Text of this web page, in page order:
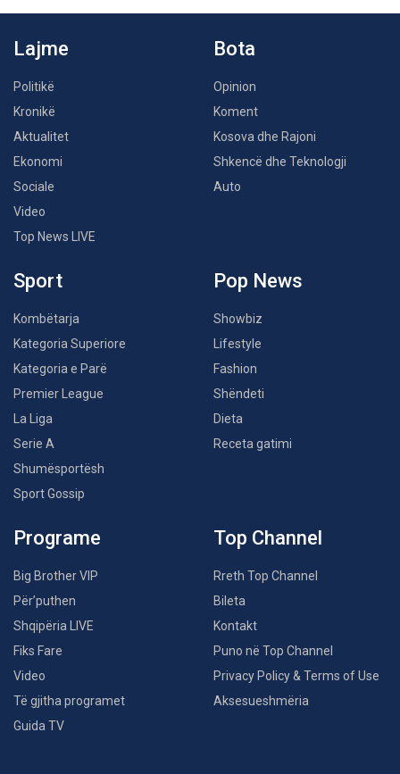
Lajme
Politikë
Kronikë
Aktualitet
Ekonomi
Sociale
Video
Top News LIVE
Bota
Opinion
Koment
Kosova dhe Rajoni
Shkencë dhe Teknologji
Auto
Sport
Kombëtarja
Kategoria Superiore
Kategoria e Parë
Premier League
La Liga
Serie A
Shumësportësh
Sport Gossip
Pop News
Showbiz
Lifestyle
Fashion
Shëndeti
Dieta
Receta gatimi
Programe
Big Brother VIP
Për’puthen
Shqipëria LIVE
Fiks Fare
Video
Të gjitha programet
Guida TV
Top Channel
Rreth Top Channel
Bileta
Kontakt
Puno në Top Channel
Privacy Policy & Terms of Use
Aksesueshmëria